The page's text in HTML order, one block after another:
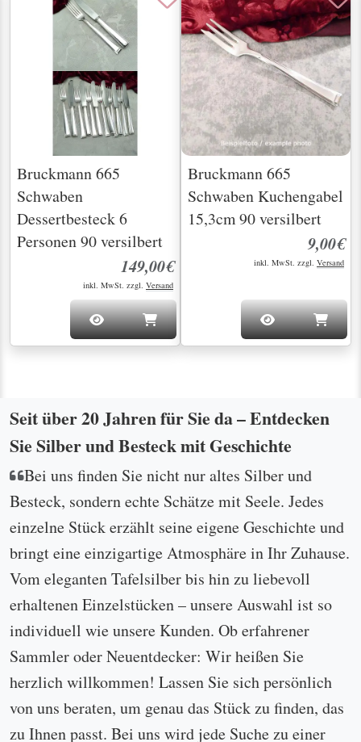
Bruckmann 665
Schwaben
Dessertbesteck 6
Personen 90 versilbert
149,00€
inkl. MwSt. zzgl. Versand
Bruckmann 665
Schwaben Kuchengabel
15,3cm 90 versilbert
9,00€
inkl. MwSt. zzgl. Versand
Seit über 20 Jahren für Sie da – Entdecken
Sie Silber und Besteck mit Geschichte
Bei uns finden Sie nicht nur altes Silber und
Besteck, sondern echte Schätze mit Seele. Jedes
einzelne Stück erzählt seine eigene Geschichte und
bringt eine einzigartige Atmosphäre in Ihr Zuhause.
Vom eleganten Tafelsilber bis hin zu liebevoll
erhaltenen Einzelstücken – unsere Auswahl ist so
individuell wie unsere Kunden. Ob erfahrener
Sammler oder Neuentdecker: Wir heißen Sie
herzlich willkommen! Lassen Sie sich persönlich
von uns beraten, um genau das Stück zu finden, das
zu Ihnen passt. Bei uns wird jede Suche zu einer